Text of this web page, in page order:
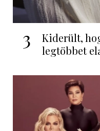
3
Kiderült,
legtöbbet